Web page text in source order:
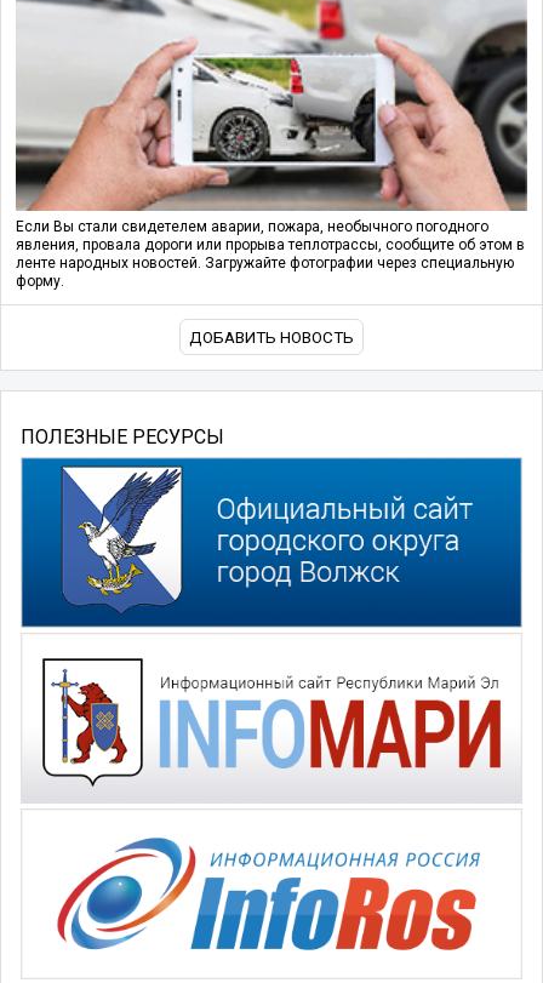
Если Вы стали свидетелем аварии, пожара, необычного погодного
явления, провала дороги или прорыва теплотрассы, сообщите об этом в
ленте народных новостей. Загружайте фотографии через специальную
форму.
ДОБАВИТЬ НОВОСТЬ
ПОЛЕЗНЫЕ РЕСУРСЫ